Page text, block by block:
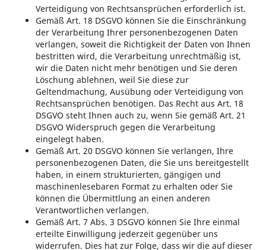
Verteidigung von Rechtsansprüchen erforderlich ist.
Gemäß Art. 18 DSGVO können Sie die Einschränkung
der Verarbeitung Ihrer personenbezogenen Daten
verlangen, soweit die Richtigkeit der Daten von Ihnen
bestritten wird, die Verarbeitung unrechtmäßig ist,
wir die Daten nicht mehr benötigen und Sie deren
Löschung ablehnen, weil Sie diese zur
Geltendmachung, Ausübung oder Verteidigung von
Rechtsansprüchen benötigen. Das Recht aus Art. 18
DSGVO steht Ihnen auch zu, wenn Sie gemäß Art. 21
DSGVO Widerspruch gegen die Verarbeitung
eingelegt haben.
Gemäß Art. 20 DSGVO können Sie verlangen, Ihre
personenbezogenen Daten, die Sie uns bereitgestellt
haben, in einem strukturierten, gängigen und
maschinenlesebaren Format zu erhalten oder Sie
können die Übermittlung an einen anderen
Verantwortlichen verlangen.
Gemäß Art. 7 Abs. 3 DSGVO können Sie Ihre einmal
erteilte Einwilligung jederzeit gegenüber uns
widerrufen. Dies hat zur Folge, dass wir die auf dieser